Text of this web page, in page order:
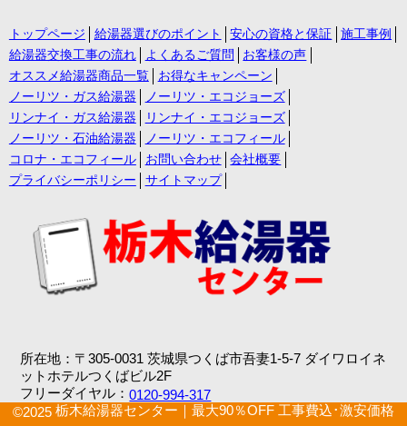
トップページ 給湯器選びのポイント 安心の資格と保証
施工事例
給湯器交換工事の流れ
よくあるご質問
お客様の声
オススメ給湯器商品一覧
お得なキャンペーン
ノーリツ・ガス給湯器
ノーリツ・エコジョーズ
リンナイ・ガス給湯器
リンナイ・エコジョーズ
ノーリツ・石油給湯器
ノーリツ・エコフィール
コロナ・エコフィール
お問い合わせ
会社概要
プライバシーポリシー
サイトマップ
所在地：〒305-0031 茨城県つくば市吾妻1-5-7 ダイワロイネ
ットホテルつくばビル2F
フリーダイヤル：0120-994-317
©2025 栃木給湯器センター｜最大90％OFF 工事費込･激安価格